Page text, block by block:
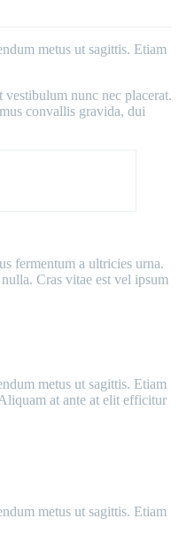
metus ut sagittis. Etiam
nunc nec placerat.
convallis gravida, dui
fermentum a ultricies urna.
Cras vitae est vel ipsum
metus ut sagittis. Etiam
at ante at elit efficitur
metus ut sagittis. Etiam